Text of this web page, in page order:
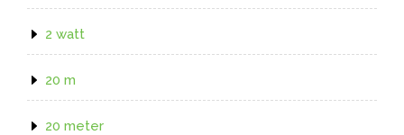
2 watt
20 m
20 meter